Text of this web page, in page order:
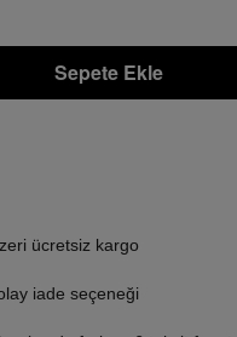
Sepete Ekle
ücretsiz kargo
iade seçeneği